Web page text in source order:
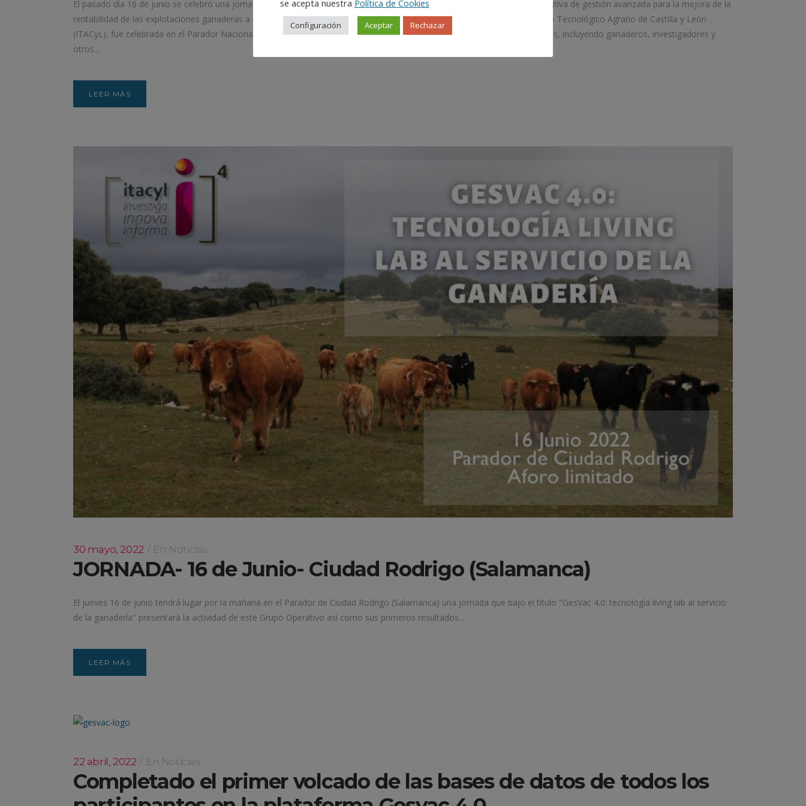
El pasado día 16 de junio se celebró una jornada de divulgación del Grupo Operativo (GO) GESVAC 4.0: ‘Plataforma colaborativa de gestión avanzada para la mejora de la
rentabilidad de las explotaciones ganaderas a través de su transformación digital’. Dicha jornada, organizada por el Instituto Tecnológico Agrario de Castilla y León
(ITACyL), fue celebrada en el Parador Nacional de Ciudad Rodrigo (Salamanca), a la cual asistieron alrededor de 40 personas, incluyendo ganaderos, investigadores y
otros...
LEER MÁS
30 mayo, 2022 En Noticias
JORNADA- 16 de Junio- Ciudad Rodrigo (Salamanca)
El jueves 16 de junio tendrá lugar por la mañana en el Parador de Ciudad Rodrigo (Salamanca) una jornada que bajo el título "GesVac 4.0: tecnología living lab al servicio
de la ganadería" presentará la actividad de este Grupo Operativo así como sus primeros resultados....
LEER MÁS
22 abril, 2022 En Noticias
Completado el primer volcado de las bases de datos de todos los
se acepta nuestra Política de Cookies
Configuración Aceptar Rechazar